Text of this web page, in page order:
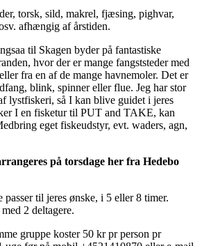
torsk, sild, makrel, fjæsing, pighvar,
afhængig af årstiden.
til Skagen byder på fantastiske
hvor der er mange fangststeder med
fra en af de mange havnemoler. Det er
blink, spinner eller flue. Jeg har stor
lystfiskeri, så I kan blive guidet i jeres
I en fisketur til PUT and TAKE, kan
eget fiskeudstyr, evt. waders, agn,
på torsdage her fra Hedebo
passer til jeres ønske, i 5 eller 8 timer.
2 deltagere.
gruppe koster 50 kr pr person pr